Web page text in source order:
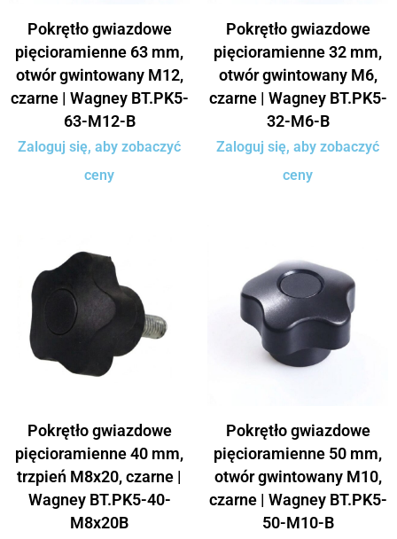
Pokrętło gwiazdowe
pięcioramienne 63 mm,
otwór gwintowany M12,
czarne | Wagney BT.PK5-
63-M12-B
Zaloguj się, aby zobaczyć
ceny
Pokrętło gwiazdowe
pięcioramienne 32 mm,
otwór gwintowany M6,
czarne | Wagney BT.PK5-
32-M6-B
Zaloguj się, aby zobaczyć
ceny
Pokrętło gwiazdowe
pięcioramienne 40 mm,
trzpień M8x20, czarne |
Wagney BT.PK5-40-
M8x20B
Pokrętło gwiazdowe
pięcioramienne 50 mm,
otwór gwintowany M10,
czarne | Wagney BT.PK5-
50-M10-B